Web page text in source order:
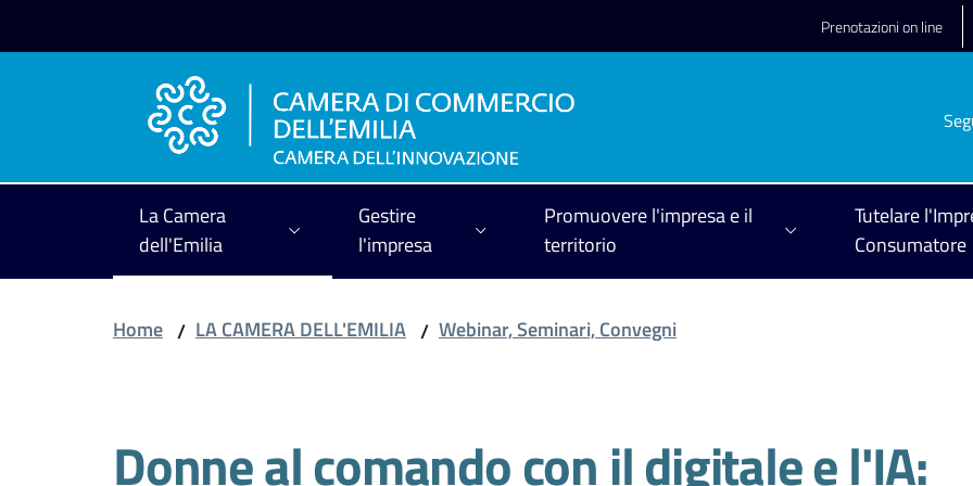
Prenotazioni on line
La Camera
dell'Emilia
Gestire
l'impresa
Promuovere l'impresa e il
territorio
Tutelare
Consumatore
Home / LA CAMERA DELL'EMILIA / Webinar, Seminari, Convegni
Donne al comando con il digitale e l'IA: